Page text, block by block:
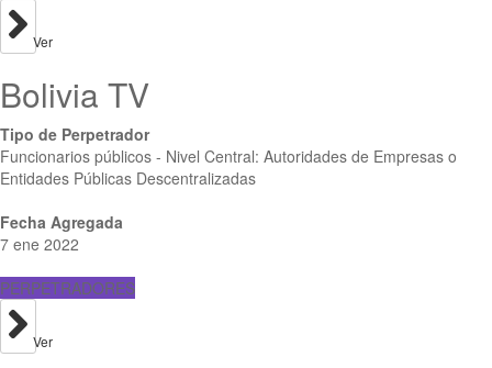
Ver
Bolivia TV
Tipo de Perpetrador
Funcionarios públicos - Nivel Central: Autoridades de Empresas o
Entidades Públicas Descentralizadas
Fecha Agregada
7 ene 2022
PERPETRADORES
Ver